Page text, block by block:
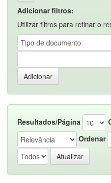
Adicionar filtros:
Utilizar filtros para refinar o
Resultados/Página
Ordenar